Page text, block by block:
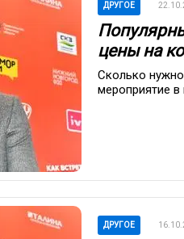
ДРУГОЕ
цены на
Сколько нужно
мероприятие
ДРУГОЕ